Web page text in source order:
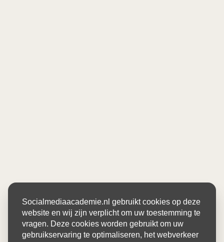
Socialmediaacademie.nl gebruikt cookies op deze
website en wij zijn verplicht om uw toestemming te
vragen. Deze cookies worden gebruikt om uw
gebruikservaring te optimaliseren, het webverkeer